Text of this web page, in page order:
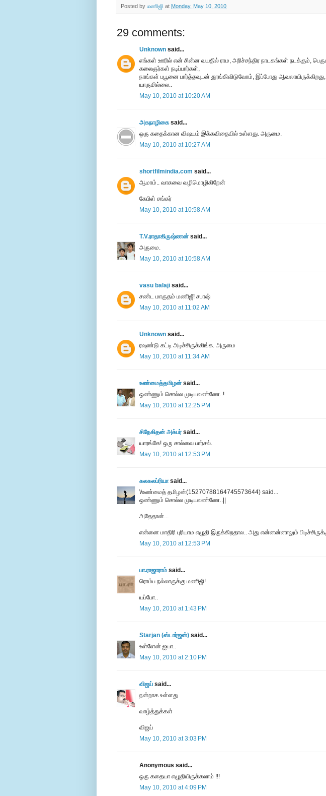
Posted by மணிஜி at Monday, May 10, 2010
29 comments:
Unknown said...
எங்கள் ஊரில் என் சின்ன வயதில் ராம, அரிச்சந்திர நாடகங்கள் நடக்கும்,
கலைஞர்கள் நடிப்பார்கள்,
நாங்கள் பபூனை பார்த்தவுடன் தூங்கிவிடுவோம், இப்போது
யாருமில்லை..
May 10, 2010 at 10:20 AM
அகநாழிகை said...
ஒரு கதைக்கான விஷயம் இக்கவிதையில் உள்ளது. அருமை.
May 10, 2010 at 10:27 AM
shortfilmindia.com said...
ஆமாம்.. வாசுவை வழிமொழிகிறேன்
கேபிள் சங்கர்
May 10, 2010 at 10:58 AM
T.V.ராதாகிருஷ்ணன் said...
அருமை.
May 10, 2010 at 10:58 AM
vasu balaji said...
சண்ட மாருதம் மணிஜீ! சபாஷ்
May 10, 2010 at 11:02 AM
Unknown said...
ரவுண்டு கட்டி அடிச்சிருக்கிங்க. அருமை
May 10, 2010 at 11:34 AM
உண்மைத்தமிழன் said...
ஒண்ணும் சொல்ல முடியலண்ணே..!
May 10, 2010 at 12:25 PM
சிநேகிதன் அக்பர்said...
யாரங்கே! ஒரு சால்வை பார்சல்.
May 10, 2010 at 12:53 PM
கலகலப்ரியாsaid...
\\உண்மைத் தமிழன்(15270788164745573644) said...
ஒண்ணும் சொல்ல முடியலண்ணே..||
அதேதான்...
என்னை மாதிரி புரியாம எழுதி இருக்கிறதால.. அது என்னன்னாலும்
May 10, 2010 at 12:53 PM
பா.ராஜாராம் said...
ரொம்ப நல்லாருக்கு மணிஜி!
யப்போ..
May 10, 2010 at 1:43 PM
Starjan (ஸ்டார்ஜன்) said...
உள்ளேன் ஐயா..
May 10, 2010 at 2:10 PM
விஜய் said...
நன்றாக உள்ளது
வாழ்த்துக்கள்
விஜய்
May 10, 2010 at 3:03 PM
Anonymous said...
ஒரு கதையா எழுதியிருக்கலாம் !!!
May 10, 2010 at 4:09 PM